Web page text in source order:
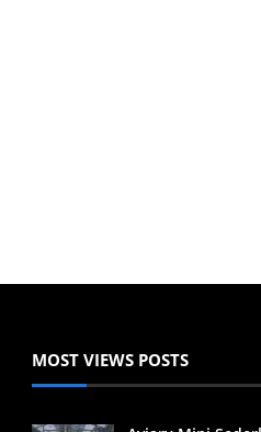
MOST VIEWS POSTS